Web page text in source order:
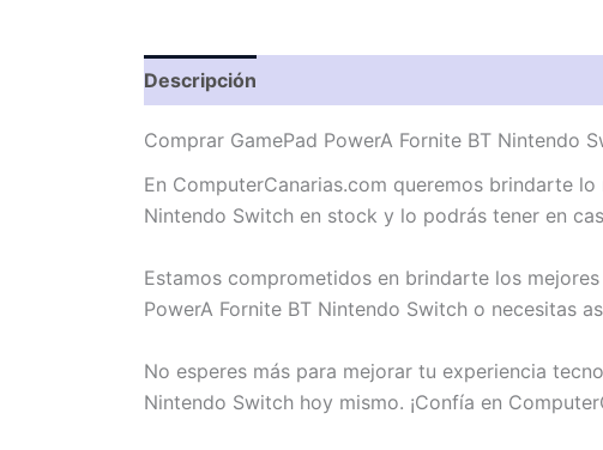
Descripción
Comprar GamePad PowerA Fornite BT Nintendo
En ComputerCanarias.com queremos brindarte
Nintendo Switch en stock y lo podrás tener en
Estamos comprometidos en brindarte los
PowerA Fornite BT Nintendo Switch o necesitas
No esperes más para mejorar tu experiencia
Nintendo Switch hoy mismo. ¡Confía en